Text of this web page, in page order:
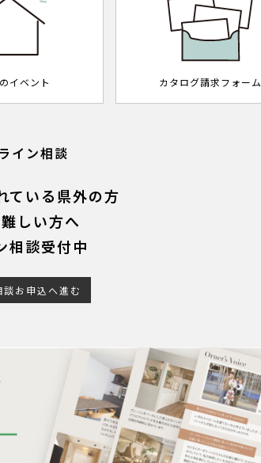
イベント カタログ請求フォーム
イン相談
ている県外の方
しい方へ
相談受付中
お申込へ進む